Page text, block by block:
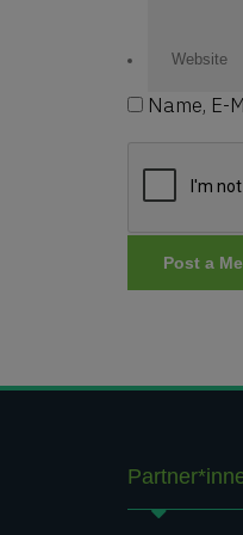
Name, E-